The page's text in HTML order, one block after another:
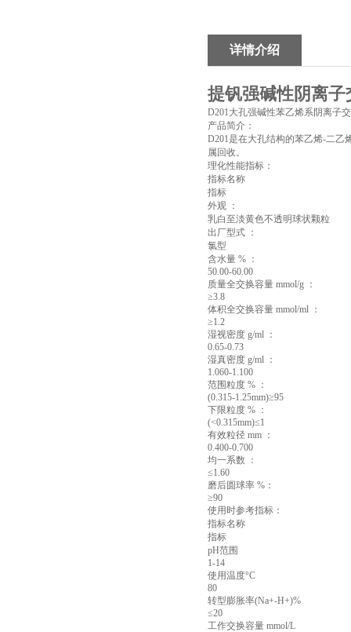
详情介绍
提钒强碱性阴离
D201大孔强碱性苯乙烯系阴离子
产品简介：
D201是在大孔结构的苯乙烯-二乙
属回收。
理化性能指标：
指标名称
指标
外观 ：
乳白至淡黄色不透明球状颗粒
出厂型式 ：
氯型
含水量 % ：
50.00-60.00
质量全交换容量 mmol/g ：
≥3.8
体积全交换容量 mmol/ml ：
≥1.2
湿视密度 g/ml ：
0.65-0.73
湿真密度 g/ml ：
1.060-1.100
范围粒度 % ：
(0.315-1.25mm)≥95
下限粒度 % ：
(<0.315mm)≤1
有效粒径 mm ：
0.400-0.700
均一系数 ：
≤1.60
磨后圆球率 %：
≥90
使用时参考指标：
指标名称
指标
pH范围
1-14
使用温度°C
80
转型膨胀率(Na+-H+)%
≤20
工作交换容量 mmol/L